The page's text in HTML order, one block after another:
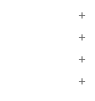



